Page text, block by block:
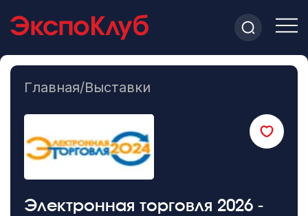
Главная/Выставки
Электронная торговля 2026 -